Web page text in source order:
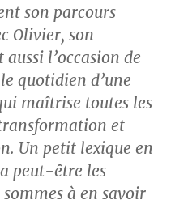
son parcours
Olivier, son
aussi l’occasion de
quotidien d’une
maîtrise toutes les
et
Un petit lexique en
peut-être les
à en savoir